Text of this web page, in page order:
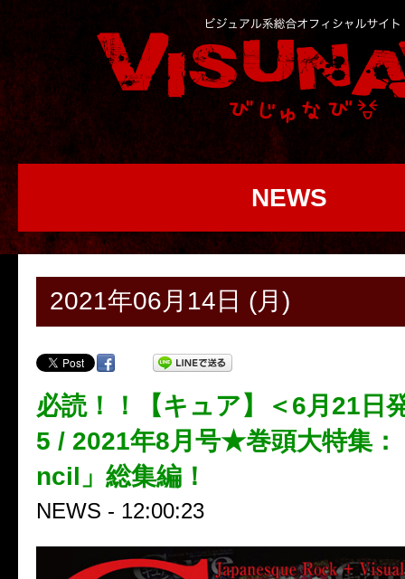
NEWS
2021年06月14日 (月)
必読！！【キュア】＜6月21日
5 / 2021年8月号★巻頭大特集
ncil」総集編！
NEWS - 12:00:23